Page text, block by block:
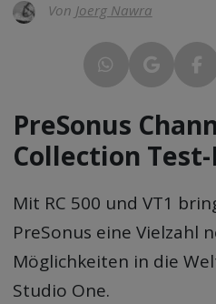
Von Joerg Nawra
PreSonus
Collection
Mit RC 500 und VT1
PreSonus eine Vielzahl
Möglichkeiten in die
Studio One.